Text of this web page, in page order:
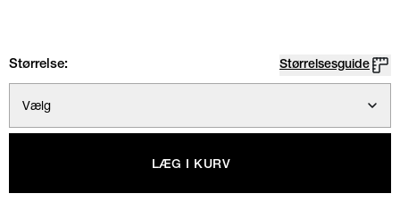
Størrelse: Størrelsesguide
Vælg
LÆG I KURV